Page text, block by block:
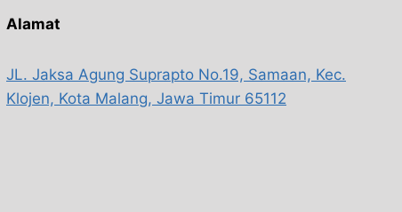
Alamat
JL. Jaksa Agung Suprapto No.19, Samaan, Kec.
Klojen, Kota Malang, Jawa Timur 65112